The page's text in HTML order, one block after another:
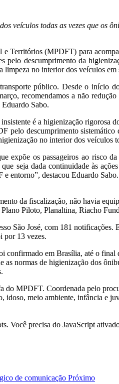
veículos todas as vezes que
(MPDFT) para
pelo descumprimento da
limpeza no interior dos veículos em
público. Desde o início
recomendamos a não
Sabo.
é a higienização
pelo descumprimento
no interior dos veículos
expõe os passageiros ao risco
seja dada continuidade às
entorno”, destacou Eduardo Sabo.
da fiscalização, não havia
Piloto, Planaltina, Riacho
São José, com 181
por 13 vezes.
em Brasília, até o
normas de higienização dos
do MPDFT. Coordenada pelo
idoso, meio ambiente, infância e
Você precisa do JavaScript
de comunicação Próximo